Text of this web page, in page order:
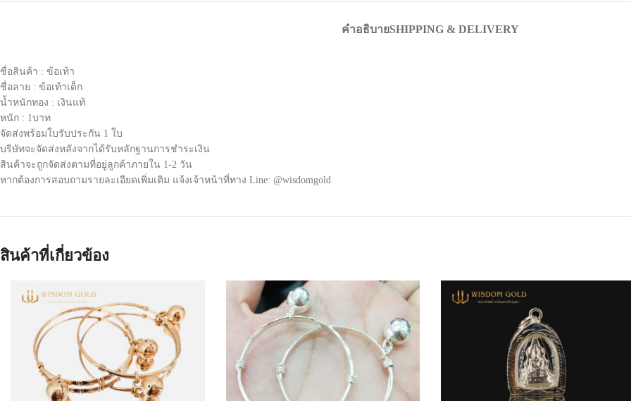
คำอธิบายSHIPPING & DELIVERY
ชื่อสินค้า : ข้อเท้า
ชื่อลาย : ข้อเท้าเด็ก
น้ำหนักทอง : เงินแท้
หนัก : 1บาท
จัดส่งพร้อมใบรับประกัน 1 ใบ
บริษัทจะจัดส่งหลังจากได้รับหลักฐานการชำระเงิน
สินค้าจะถูกจัดส่งตามที่อยู่ลูกค้าภายใน 1-2 วัน
หากต้องการสอบถามรายละเอียดเพิ่มเติม แจ้งเจ้าหน้าที่ทาง Line: @wisdomgold
สินค้าที่เกี่ยวข้อง